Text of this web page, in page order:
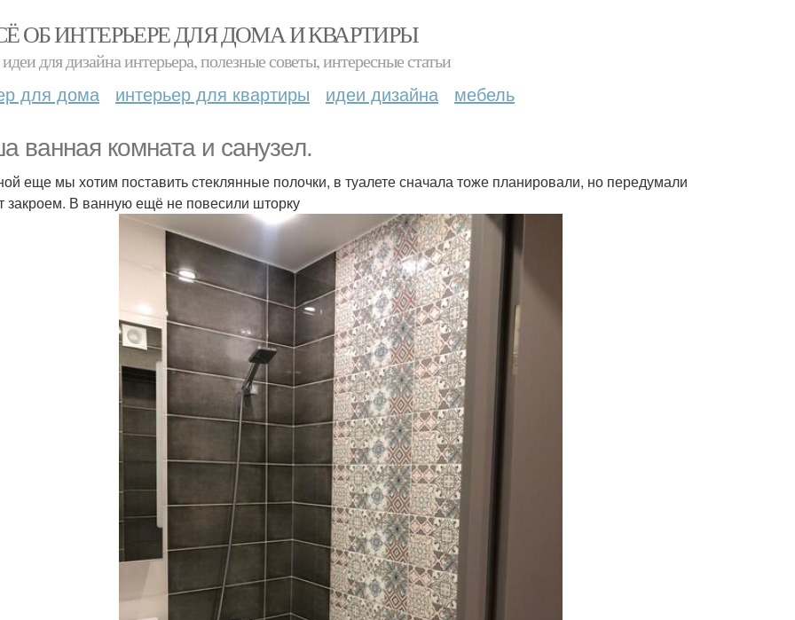
ОБ ИНТЕРЬЕРЕ ДЛЯ ДОМА И КВАРТИРЫ
для дизайна интерьера, полезные советы, интересные статьи
для дома интерьер для квартиры идеи дизайна мебель
ванная комната и санузел.
еще мы хотим поставить стеклянные полочки, в туалете сначала тоже планировали, но передумали
закроем. В ванную ещё не повесили шторку